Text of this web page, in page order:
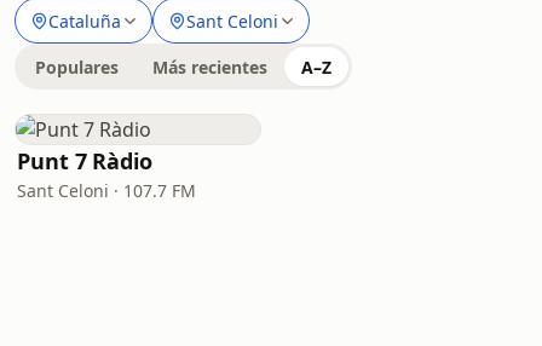
Cataluña Sant Celoni
Populares Más recientes A–Z
Punt 7 Ràdio
Sant Celoni · 107.7 FM